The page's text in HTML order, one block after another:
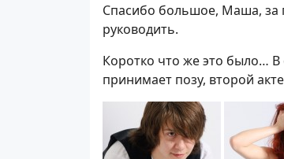
Спасибо большое, Маша, за
руководить.
Коротко что же это было… В
принимает позу, второй